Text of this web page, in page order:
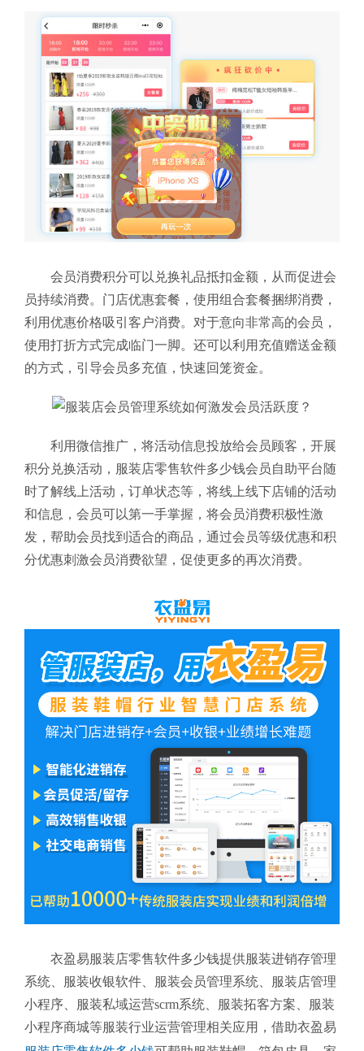
会员消费积分可以兑换礼品抵扣金额，从而促进会
员持续消费。门店优惠套餐，使用组合套餐捆绑消费，
利用优惠价格吸引客户消费。对于意向非常高的会员，
使用打折方式完成临门一脚。还可以利用充值赠送金额
的方式，引导会员多充值，快速回笼资金。
利用微信推广，将活动信息投放给会员顾客，开展
积分兑换活动，服装店零售软件多少钱会员自助平台随
时了解线上活动，订单状态等，将线上线下店铺的活动
和信息，会员可以第一手掌握，将会员消费积极性激
发，帮助会员找到适合的商品，通过会员等级优惠和积
分优惠刺激会员消费欲望，促使更多的再次消费。
衣盈易服装店零售软件多少钱提供服装进销存管理
系统、服装收银软件、服装会员管理系统、服装店管理
小程序、服装私域运营scrm系统、服装拓客方案、服装
小程序商城等服装行业运营管理相关应用，借助衣盈易